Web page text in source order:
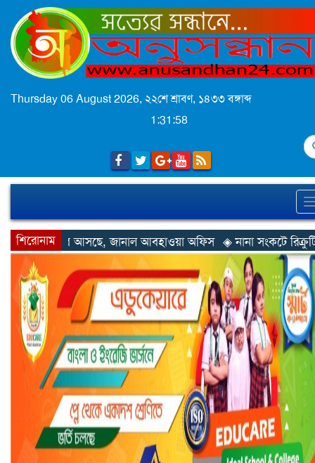
Thursday 06 August 2026, ২২শে শ্রাবণ, ১৪৩৩ বঙ্গাব্দ
1:32:01
শিরোনাম
আবহাওয়া অফিস ◈ নানা সংকটে রিক্রুটিং এজেন্সি, হুমকির মুখে